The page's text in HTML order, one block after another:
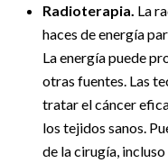
Radioterapia. La
haces de energía
La energía puede
otras fuentes. Las
tratar el cáncer
los tejidos sanos.
de la cirugía,